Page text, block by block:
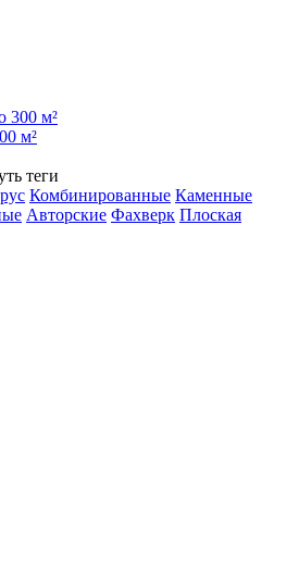
300 м²
м²
теги
Комбинированные Каменные
Авторские Фахверк Плоская